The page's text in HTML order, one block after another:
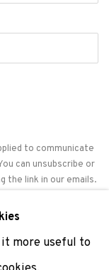
to communicate
can unsubscribe or
the link in our emails.
COOKIES
it more useful to